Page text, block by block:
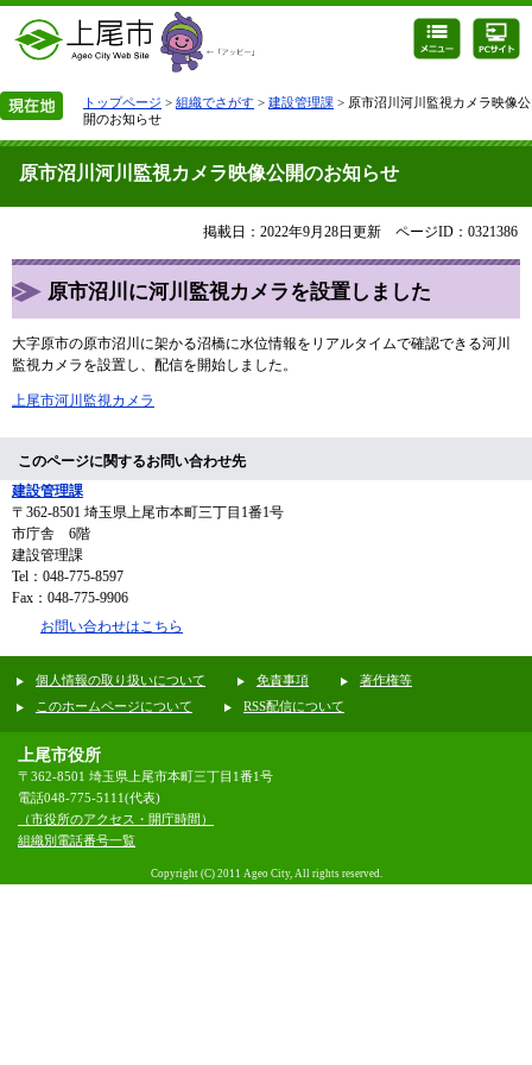
トップページ > 組織でさがす > 建設管理課 > 原市沼川河川監視カメラ映像公
開のお知らせ
原市沼川河川監視カメラ映像公開のお知らせ
掲載日：2022年9月28日更新 ページID：0321386
原市沼川に河川監視カメラを設置しました
大字原市の原市沼川に架かる沼橋に水位情報をリアルタイムで確認できる河川
監視カメラを設置し、配信を開始しました。
上尾市河川監視カメラ
このページに関するお問い合わせ先
建設管理課
〒362-8501 埼玉県上尾市本町三丁目1番1号
市庁舎 6階
建設管理課
Tel：048-775-8597
Fax：048-775-9906
お問い合わせはこちら
個人情報の取り扱いについて 免責事項
著作権等
このホームページについて
RSS配信について
上尾市役所
〒362-8501 埼玉県上尾市本町三丁目1番1号
電話048-775-5111(代表)
（市役所のアクセス・開庁時間）
組織別電話番号一覧
Copyright (C) 2011 Ageo City, All rights reserved.